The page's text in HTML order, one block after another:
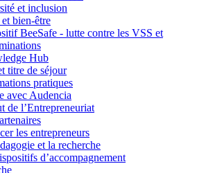
et inclusion
et bien-être
BeeSafe - lutte contre les VSS et
Hub
titre de séjour
pratiques
avec Audencia
de l’Entrepreneuriat
les entrepreneurs
et la recherche
d’accompagnement